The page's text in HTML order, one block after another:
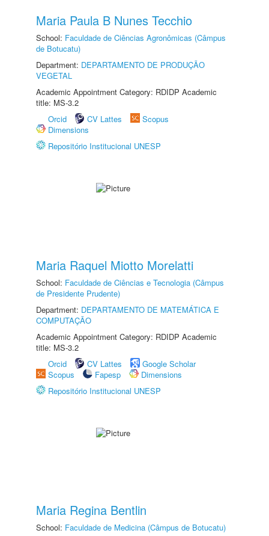
Maria Paula B Nunes Tecchio
School: Faculdade de Ciências Agronômicas (Câmpus
de Botucatu)
Department: DEPARTAMENTO DE PRODUÇÃO
VEGETAL
Academic Appointment Category: RDIDP Academic
title: MS-3.2
Orcid
CV Lattes
Scopus
Dimensions
Repositório Institucional UNESP
Maria Raquel Miotto Morelatti
School: Faculdade de Ciências e Tecnologia (Câmpus
de Presidente Prudente)
Department: DEPARTAMENTO DE MATEMÁTICA E
COMPUTAÇÃO
Academic Appointment Category: RDIDP Academic
title: MS-3.2
Orcid
CV Lattes
Google Scholar
Scopus
Fapesp
Dimensions
Repositório Institucional UNESP
Maria Regina Bentlin
School: Faculdade de Medicina (Câmpus de Botucatu)